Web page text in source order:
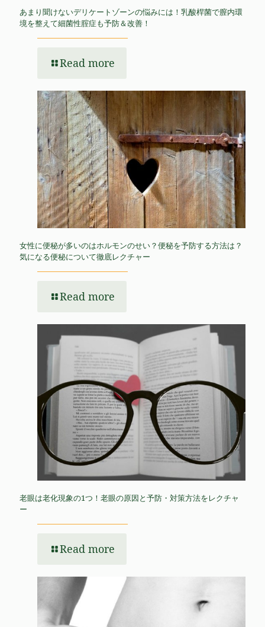
あまり聞けないデリケートゾーンの悩みには！乳酸桿菌で膣内環
境を整えて細菌性腟症も予防＆改善！
Read more
女性に便秘が多いのはホルモンのせい？便秘を予防する方法は？
気になる便秘について徹底レクチャー
Read more
老眼は老化現象の1つ！老眼の原因と予防・対策方法をレクチャ
ー
Read more